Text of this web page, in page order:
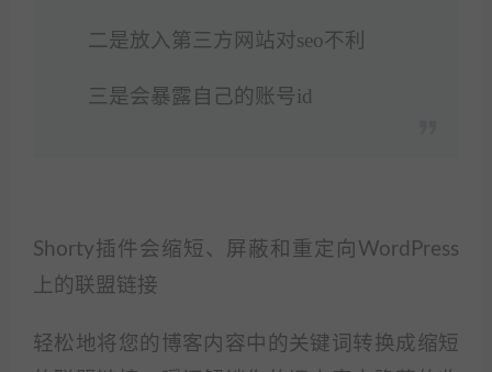
二是放入第三方网站对seo不利
三是会暴露自己的账号id
Shorty插件会缩短、屏蔽和重定向WordPress
上的联盟链接
轻松地将您的博客内容中的关键词转换成缩短